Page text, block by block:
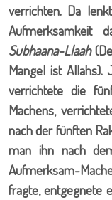
verrichten. Da
Aufmerksamkeit
Subhaana-Llaah
Mangel ist
verrichtete die
Machens,
nach der fünften
man ihn nach
Aufmerksam-
fragte, entgegnete